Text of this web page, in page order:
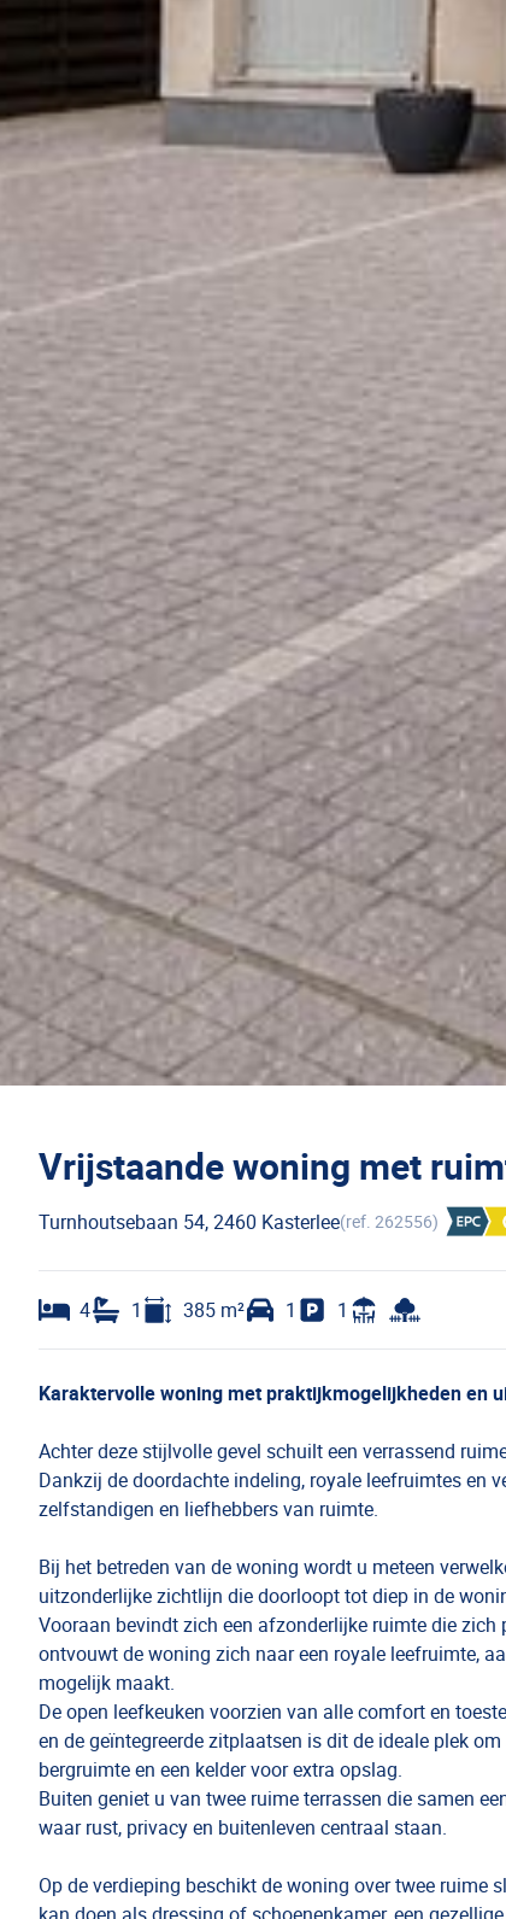
Vrijstaande woning met
Turnhoutsebaan 54, 2460 Kasterlee(ref. 262556)
4 1 385 m² 1 1
Karaktervolle woning met praktijkmogelijkheden en
Achter deze stijlvolle gevel schuilt een verrassend
Dankzij de doordachte indeling, royale leefruimtes en
zelfstandigen en liefhebbers van ruimte.
Bij het betreden van de woning wordt u meteen
uitzonderlijke zichtlijn die doorloopt tot diep in de
Vooraan bevindt zich een afzonderlijke ruimte die
ontvouwt de woning zich naar een royale leefruimte,
mogelijk maakt.
De open leefkeuken voorzien van alle comfort en
en de geïntegreerde zitplaatsen is dit de ideale plek
bergruimte en een kelder voor extra opslag.
Buiten geniet u van twee ruime terrassen die samen
waar rust, privacy en buitenleven centraal staan.
Op de verdieping beschikt de woning over twee ruime